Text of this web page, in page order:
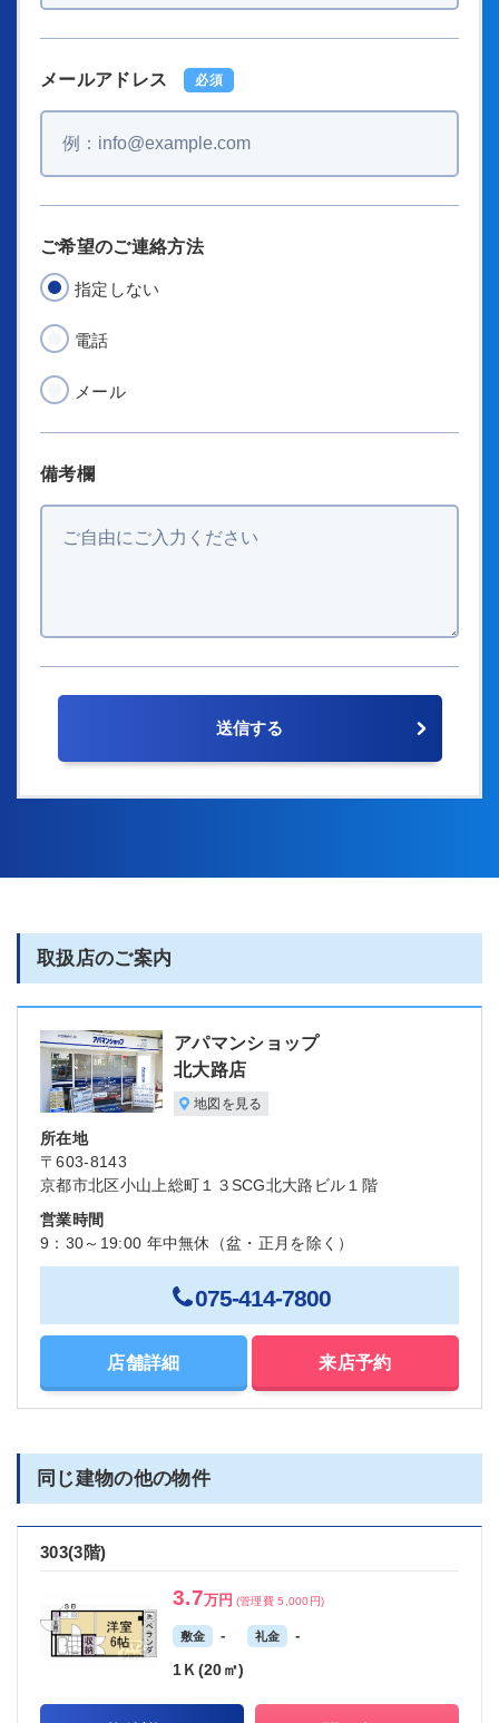
取扱店のご案内
アパマンショップ
北大路店
地図を見る
所在地
〒603-8143
京都市北区小山上総町１３SCG北大路ビル１階
営業時間
9：30～19:00 年中無休（盆・正月を除く）
075-414-7800
店舗詳細 来店予約
同じ建物の他の物件
303(3階)
3.7万円 (管理費 5,000円)
敷金 - 礼金 -
1Ｋ(20㎡)